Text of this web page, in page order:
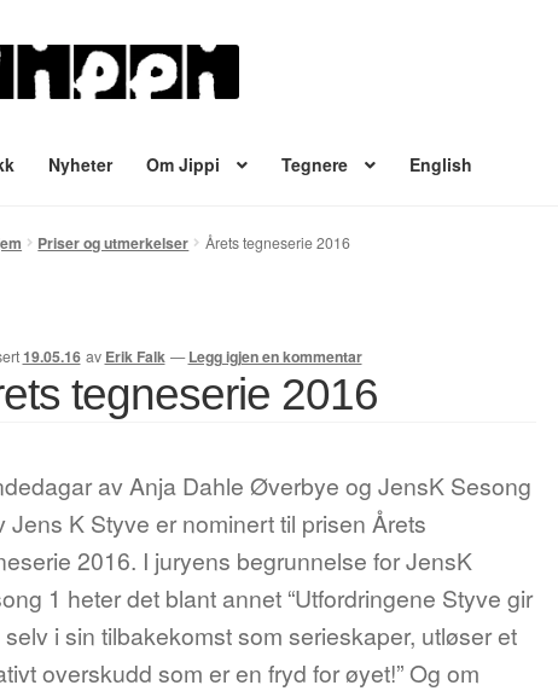
Nyheter Om Jippi Tegnere English
English Handlekurv Lenker Min konto Nyheter
Priser og utmerkelser Årets tegneserie 2016
19.05.16 av Erik Falk —Legg igjen en kommentar
tegneserie 2016
av Anja Dahle Øverbye og JensK Sesong
Jens K Styve er nominert til prisen Årets
2016. I juryens begrunnelse for JensK
1 heter det blant annet “Utfordringene Styve gir
i sin tilbakekomst som serieskaper, utløser et
overskudd som er en fryd for øyet!” Og om